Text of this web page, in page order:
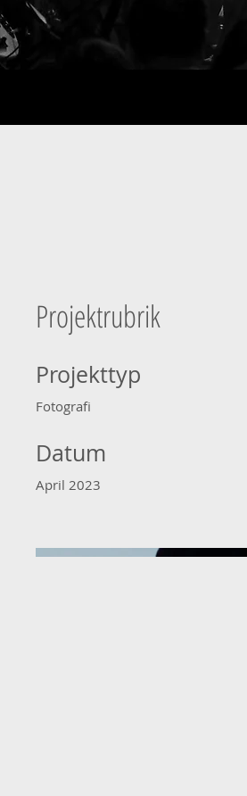
Projektrubrik
Projekttyp
Fotografi
Datum
April 2023